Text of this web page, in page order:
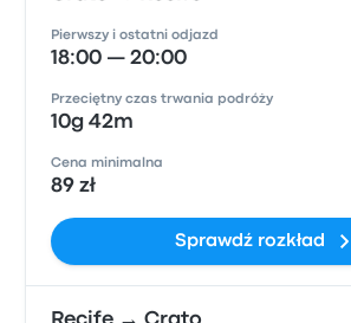
Pierwszy i ostatni odjazd
18:00 — 20:00
Przeciętny czas trwania podróży
10g 42m
Cena minimalna
89 zł
Sprawdź rozkład